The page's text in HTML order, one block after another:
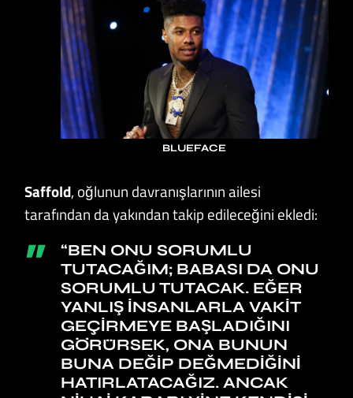
BLUEFACE
Saffold, oğlunun davranışlarının ailesi
tarafından da yakından takip edileceğini ekledi:
“BEN ONU SORUMLU
TUTACAĞIM; BABASI DA ONU
SORUMLU TUTACAK. EĞER
YANLIŞ INSANLARLA VAKIT
GEÇIRMEYE BAŞLADIĞINI
GÖRÜRSEK, ONA BUNUN
BUNA DEĞIP DEĞMEDIĞINI
HATIRLATACAĞIZ. ANCAK